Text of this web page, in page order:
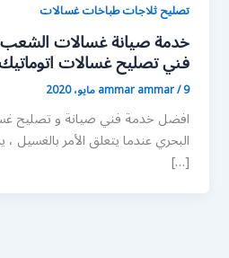
تصليح ثلاجات طباخات غسالات
فني تصليح غسالات
ammar ammar/9 مايو، 2020
افضل خدمة فني صيانة و تصليح
البحري عندما يتعلق الأمر بالغسيل
[…]